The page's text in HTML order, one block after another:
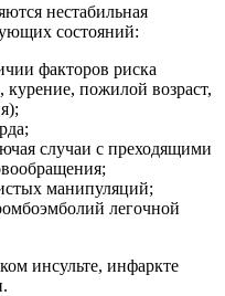
нестабильная
состояний:
факторов риска
пожилой возраст,
случаи с преходящими
манипуляций;
легочной
инсульте, инфаркте